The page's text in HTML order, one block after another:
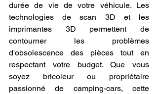
durée de vie de votre véhicule. Les
technologies de scan 3D et les
imprimantes 3D permettent de
contourner les problèmes
d'obsolescence des pièces tout en
respectant votre budget. Que vous
soyez bricoleur ou propriétaire
passionné de camping-cars, cette